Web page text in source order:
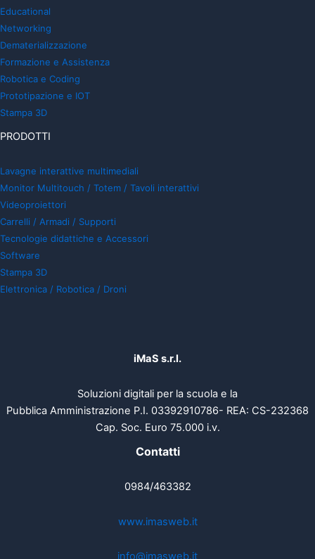
Educational
Networking
Dematerializzazione
Formazione e Assistenza
Robotica e Coding
Prototipazione e IOT
Stampa 3D
PRODOTTI
Lavagne interattive multimediali
Monitor Multitouch / Totem / Tavoli interattivi
Videoproiettori
Carrelli / Armadi / Supporti
Tecnologie didattiche e Accessori
Software
Stampa 3D
Elettronica / Robotica / Droni
iMaS s.r.l.
Soluzioni digitali per la scuola e la
Pubblica Amministrazione P.I. 03392910786- REA: CS-232368
Cap. Soc. Euro 75.000 i.v.
Contatti
0984/463382
www.imasweb.it